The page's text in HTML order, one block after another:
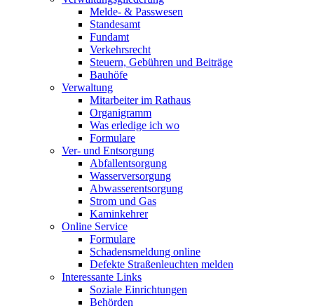
Melde- & Passwesen
Standesamt
Fundamt
Verkehrsrecht
Steuern, Gebühren und Beiträge
Bauhöfe
Verwaltung
Mitarbeiter im Rathaus
Organigramm
Was erledige ich wo
Formulare
Ver- und Entsorgung
Abfallentsorgung
Wasserversorgung
Abwasserentsorgung
Strom und Gas
Kaminkehrer
Online Service
Formulare
Schadensmeldung online
Defekte Straßenleuchten melden
Interessante Links
Soziale Einrichtungen
Behörden